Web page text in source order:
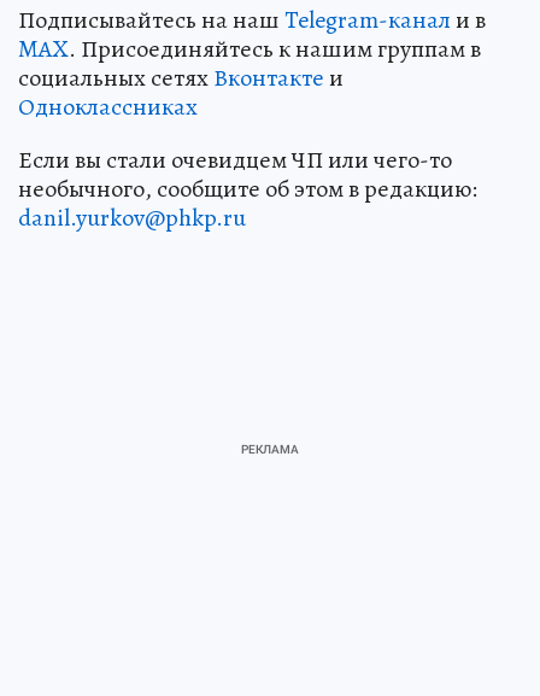
Подписывайтесь на нашTelegram-канали в
MAX. Присоединяйтесь к нашим группам в
социальных сетяхВконтактеи
Одноклассниках
Если вы стали очевидцем ЧП или чего-то
необычного, сообщите об этом в редакцию:
danil.yurkov@phkp.ru